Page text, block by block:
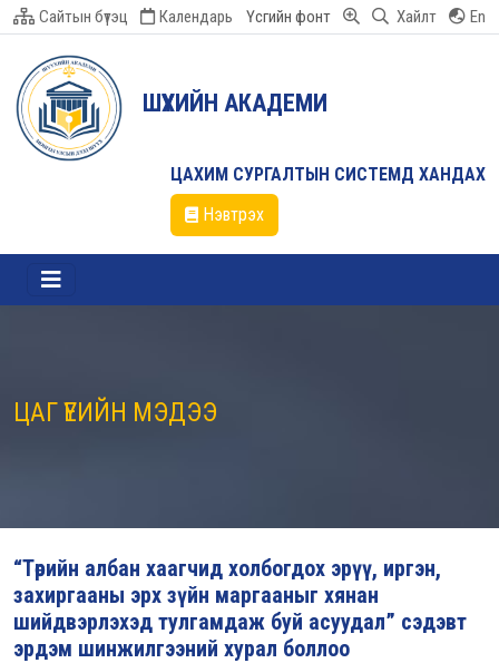
Сайтын бүтэц Календарь Үсгийн фонт Хайлт En
ШҮҮХИЙН АКАДЕМИ
ЦАХИМ СУРГАЛТЫН СИСТЕМД ХАНДАХ
Нэвтрэх
ЦАГ ҮЕИЙН МЭДЭЭ
“Төрийн албан хаагчид холбогдох эрүү, иргэн,
захиргааны эрх зүйн маргааныг хянан
шийдвэрлэхэд тулгамдаж буй асуудал” сэдэвт
эрдэм шинжилгээний хурал боллоо